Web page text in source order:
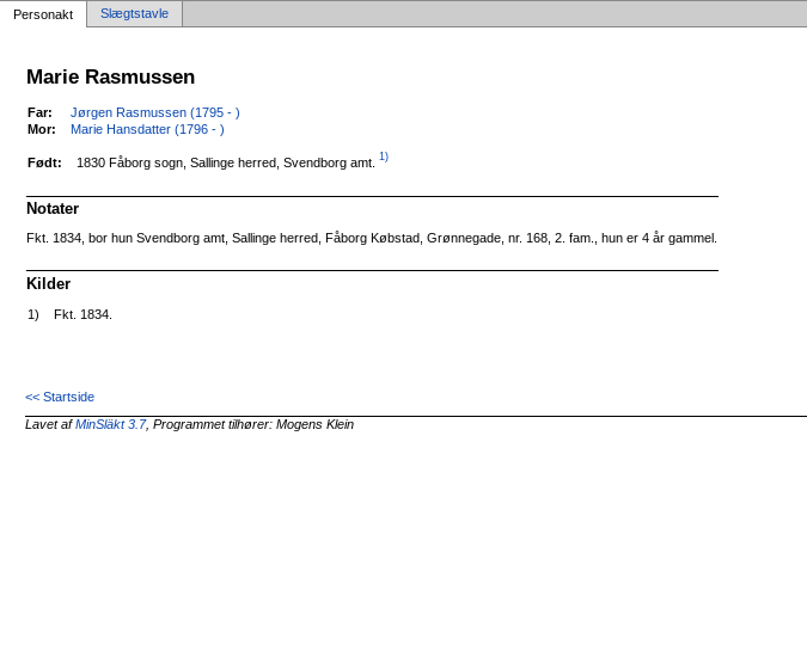
Personakt Slægtstavle
Marie Rasmussen
Far:
Jørgen Rasmussen (1795 - )
Mor:
Marie Hansdatter (1796 - )
Født: 1830 Fåborg sogn, Sallinge herred, Svendborg amt. 1)
Notater
Fkt. 1834, bor hun Svendborg amt, Sallinge herred, Fåborg Købstad, Grønnegade, nr. 168, 2. fam., hun er 4 år gammel.
Kilder
1) Fkt. 1834.
<< Startside
Lavet afMinSläkt 3.7, Programmet tilhører: Mogens Klein